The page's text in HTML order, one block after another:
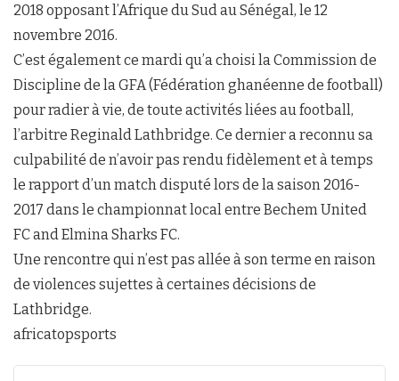
2018 opposant l’Afrique du Sud au Sénégal, le 12
novembre 2016.
C’est également ce mardi qu’a choisi la Commission de
Discipline de la GFA (Fédération ghanéenne de football)
pour radier à vie, de toute activités liées au football,
l’arbitre Reginald Lathbridge. Ce dernier a reconnu sa
culpabilité de n’avoir pas rendu fidèlement et à temps
le rapport d’un match disputé lors de la saison 2016-
2017 dans le championnat local entre Bechem United
FC and Elmina Sharks FC.
Une rencontre qui n’est pas allée à son terme en raison
de violences sujettes à certaines décisions de
Lathbridge.
africatopsports